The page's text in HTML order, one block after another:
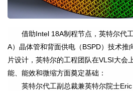
借助Intel 18A制程节点，英特尔代
A）晶体管和背面供电（BSPD）技术推
片设计，英特尔的工程团队在VLSI大会
能、能效和微缩方面奠定基础：
英特尔代工副总裁兼英特尔院士